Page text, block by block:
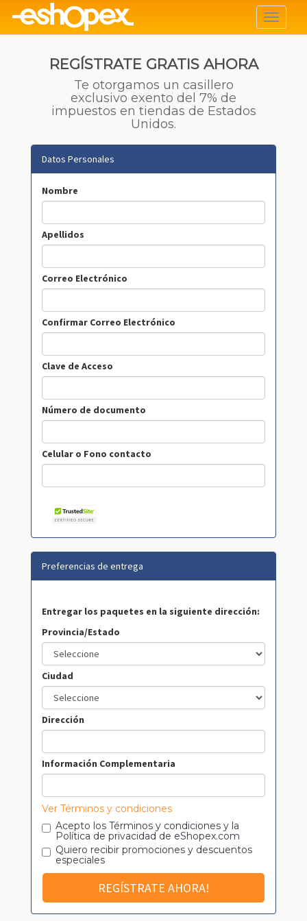
Toggle
REGÍSTRATE GRATIS AHORA
Te otorgamos un casillero
exclusivo exento del 7% de
impuestos en tiendas de Estados
Unidos.
Datos Personales
Nombre
Apellidos
Correo Electrónico
Confirmar Correo Electrónico
Clave de Acceso
Número de documento
Celular o Fono contacto
Preferencias de entrega
Entregar los paquetes en la siguiente dirección:
Provincia/Estado
Ciudad
Dirección
Información Complementaria
Ver Términos y condiciones
Acepto los Términos y condiciones y la
Política de privacidad de eShopex.com
Quiero recibir promociones y descuentos
especiales